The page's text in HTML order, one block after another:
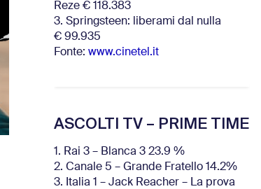
Reze € 118.383
3. Springsteen: liberami dal nulla
€ 99.935
Fonte: www.cinetel.it
ASCOLTI TV – PRIME TIME
1. Rai 3 – Blanca 3 23.9 %
2. Canale 5 – Grande Fratello 14.2%
3. Italia 1 – Jack Reacher – La prova